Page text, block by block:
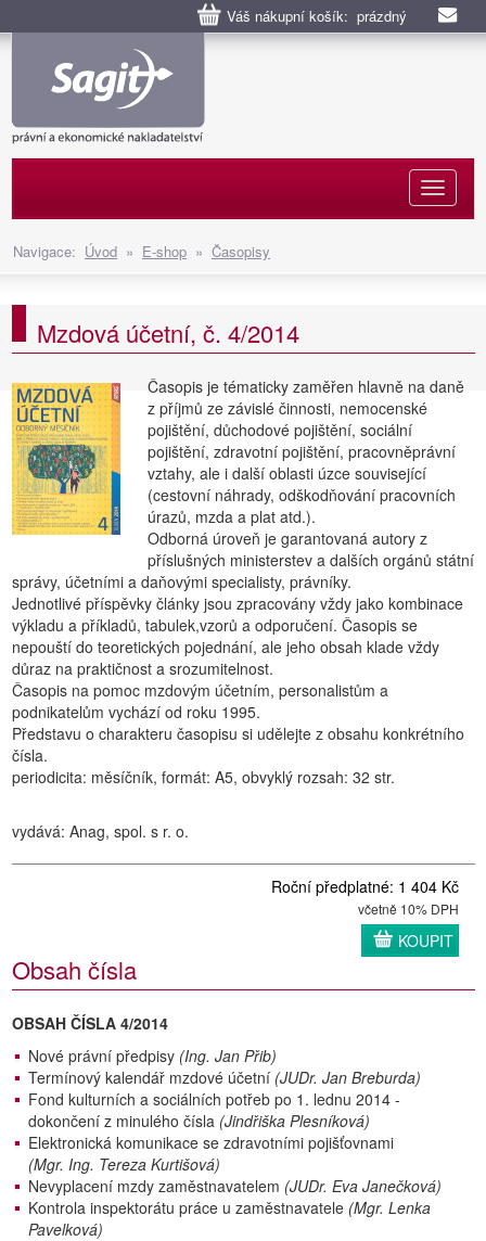
Váš nákupní košík: prázdný
Navigace: Úvod » E-shop » Časopisy
Mzdová účetní, č. 4/2014
Časopis je tématicky zaměřen hlavně na daně
z příjmů ze závislé činnosti, nemocenské
pojištění, důchodové pojištění, sociální
pojištění, zdravotní pojištění, pracovněprávní
vztahy, ale i další oblasti úzce související
(cestovní náhrady, odškodňování pracovních
úrazů, mzda a plat atd.).
Odborná úroveň je garantovaná autory z
příslušných ministerstev a dalších orgánů státní
správy, účetními a daňovými specialisty, právníky.
Jednotlivé příspěvky články jsou zpracovány vždy jako kombinace
výkladu a příkladů, tabulek,vzorů a odporučení. Časopis se
nepouští do teoretických pojednání, ale jeho obsah klade vždy
důraz na praktičnost a srozumitelnost.
Časopis na pomoc mzdovým účetním, personalistům a
podnikatelům vychází od roku 1995.
Představu o charakteru časopisu si udělejte z obsahu konkrétního
čísla.
periodicita: měsíčník, formát: A5, obvyklý rozsah: 32 str.
vydává: Anag, spol. s r. o.
Roční předplatné: 1 404 Kč
včetně 10% DPH
KOUPIT
Obsah čísla
OBSAH ČÍSLA 4/2014
Nové právní předpisy (Ing. Jan Přib)
Termínový kalendář mzdové účetní (JUDr. Jan Breburda)
Fond kulturních a sociálních potřeb po 1. lednu 2014 -
dokončení z minulého čísla (Jindřiška Plesníková)
Elektronická komunikace se zdravotními pojišťovnami
(Mgr. Ing. Tereza Kurtišová)
Nevyplacení mzdy zaměstnavatelem (JUDr. Eva Janečková)
Kontrola inspektorátu práce u zaměstnavatele (Mgr. Lenka
Pavelková)